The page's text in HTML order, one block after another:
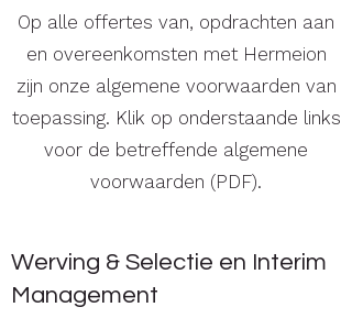
Op alle offertes van, opdrachten aan
en overeenkomsten met Hermeion
zijn onze algemene voorwaarden van
toepassing. Klik op onderstaande links
voor de betreffende algemene
voorwaarden (PDF).
Werving & Selectie en Interim
Management